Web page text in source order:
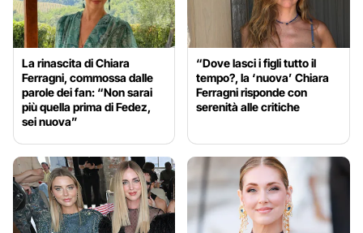
La rinascita di Chiara
Ferragni, commossa dalle
parole dei fan: “Non sarai
più quella prima di Fedez,
sei nuova”
“Dove lasci i figli tutto il
tempo?, la ‘nuova’ Chiara
Ferragni risponde con
serenità alle critiche